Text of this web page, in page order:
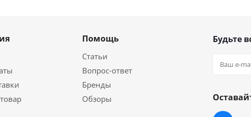
Помощь
Статьи
Вопрос-ответ
Бренды
Обзоры
Будьте